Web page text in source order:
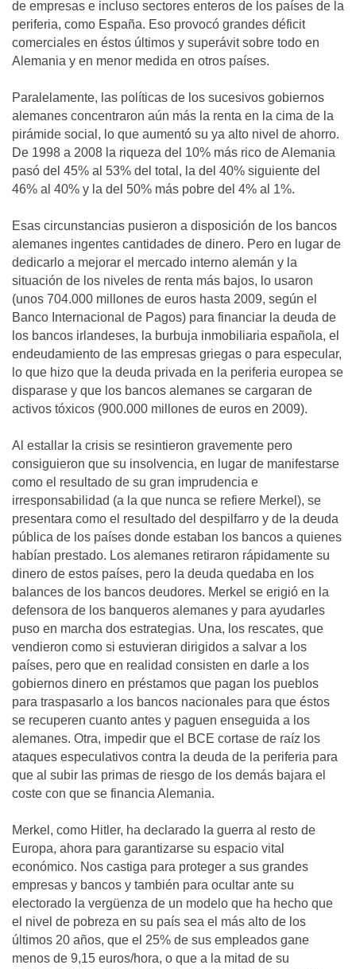
de empresas e incluso sectores enteros de los países de la
periferia, como España. Eso provocó grandes déficit
comerciales en éstos últimos y superávit sobre todo en
Alemania y en menor medida en otros países.
Paralelamente, las políticas de los sucesivos gobiernos
alemanes concentraron aún más la renta en la cima de la
pirámide social, lo que aumentó su ya alto nivel de ahorro.
De 1998 a 2008 la riqueza del 10% más rico de Alemania
pasó del 45% al 53% del total, la del 40% siguiente del
46% al 40% y la del 50% más pobre del 4% al 1%.
Esas circunstancias pusieron a disposición de los bancos
alemanes ingentes cantidades de dinero. Pero en lugar de
dedicarlo a mejorar el mercado interno alemán y la
situación de los niveles de renta más bajos, lo usaron
(unos 704.000 millones de euros hasta 2009, según el
Banco Internacional de Pagos) para financiar la deuda de
los bancos irlandeses, la burbuja inmobiliaria española, el
endeudamiento de las empresas griegas o para especular,
lo que hizo que la deuda privada en la periferia europea se
disparase y que los bancos alemanes se cargaran de
activos tóxicos (900.000 millones de euros en 2009).
Al estallar la crisis se resintieron gravemente pero
consiguieron que su insolvencia, en lugar de manifestarse
como el resultado de su gran imprudencia e
irresponsabilidad (a la que nunca se refiere Merkel), se
presentara como el resultado del despilfarro y de la deuda
pública de los países donde estaban los bancos a quienes
habían prestado. Los alemanes retiraron rápidamente su
dinero de estos países, pero la deuda quedaba en los
balances de los bancos deudores. Merkel se erigió en la
defensora de los banqueros alemanes y para ayudarles
puso en marcha dos estrategias. Una, los rescates, que
vendieron como si estuvieran dirigidos a salvar a los
países, pero que en realidad consisten en darle a los
gobiernos dinero en préstamos que pagan los pueblos
para traspasarlo a los bancos nacionales para que éstos
se recuperen cuanto antes y paguen enseguida a los
alemanes. Otra, impedir que el BCE cortase de raíz los
ataques especulativos contra la deuda de la periferia para
que al subir las primas de riesgo de los demás bajara el
coste con que se financia Alemania.
Merkel, como Hitler, ha declarado la guerra al resto de
Europa, ahora para garantizarse su espacio vital
económico. Nos castiga para proteger a sus grandes
empresas y bancos y también para ocultar ante su
electorado la vergüenza de un modelo que ha hecho que
el nivel de pobreza en su país sea el más alto de los
últimos 20 años, que el 25% de sus empleados gane
menos de 9,15 euros/hora, o que a la mitad de su